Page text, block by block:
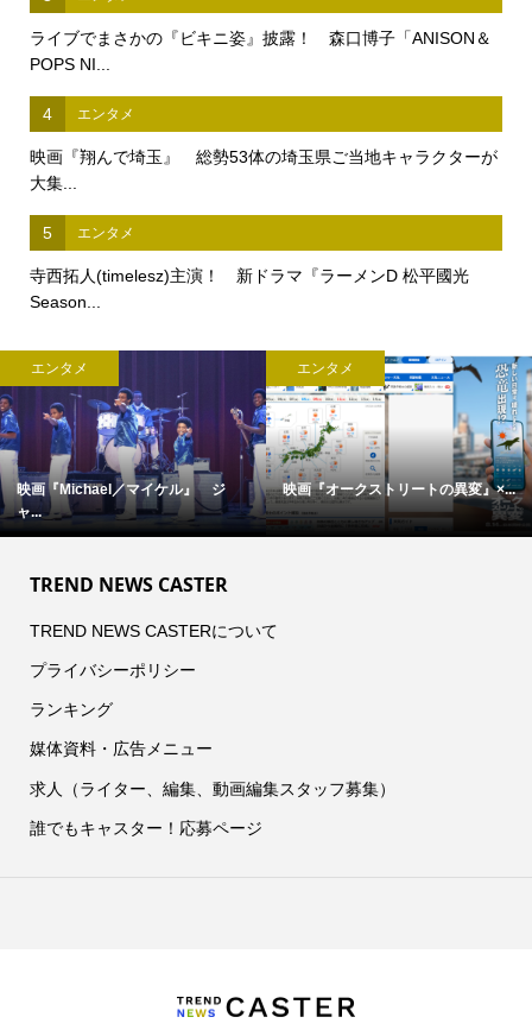
ライブでまさかの『ビキニ姿』披露！ 森口博子「ANISON＆
POPS NI...
4 エンタメ
映画『翔んで埼玉』 総勢53体の埼玉県ご当地キャラクターが
大集...
5 エンタメ
寺西拓人(timelesz)主演！ 新ドラマ『ラーメンD 松平國光
Season...
エンタメ
映画『Michael／マイケル』 ジ
ャ...
エンタメ
映画『オークストリートの異変』×...
TREND NEWS CASTER
TREND NEWS CASTERについて
プライバシーポリシー
ランキング
媒体資料・広告メニュー
求人（ライター、編集、動画編集スタッフ募集）
誰でもキャスター！応募ページ